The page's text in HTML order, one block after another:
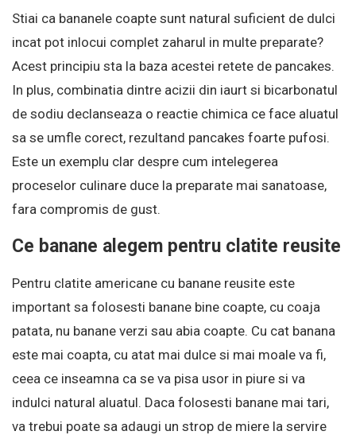
Stiai ca bananele coapte sunt natural suficient de dulci
incat pot inlocui complet zaharul in multe preparate?
Acest principiu sta la baza acestei retete de pancakes.
In plus, combinatia dintre acizii din iaurt si bicarbonatul
de sodiu declanseaza o reactie chimica ce face aluatul
sa se umfle corect, rezultand pancakes foarte pufosi.
Este un exemplu clar despre cum intelegerea
proceselor culinare duce la preparate mai sanatoase,
fara compromis de gust.
Ce banane alegem pentru clatite reusite
Pentru clatite americane cu banane reusite este
important sa folosesti banane bine coapte, cu coaja
patata, nu banane verzi sau abia coapte. Cu cat banana
este mai coapta, cu atat mai dulce si mai moale va fi,
ceea ce inseamna ca se va pisa usor in piure si va
indulci natural aluatul. Daca folosesti banane mai tari,
va trebui poate sa adaugi un strop de miere la servire